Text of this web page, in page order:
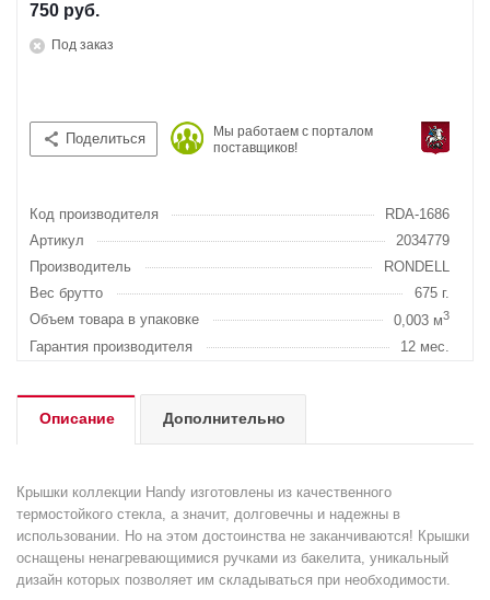
750 руб.
Под заказ
Поделиться
Мы работаем с порталом
поставщиков!
Код производителя
RDA-1686
Артикул
2034779
Производитель
RONDELL
Вес брутто
675 г.
Объем товара в упаковке
0,003 м3
Гарантия производителя 12 мес.
Описание Дополнительно
Крышки коллекции Handy изготовлены из качественного
термостойкого стекла, а значит, долговечны и надежны в
использовании. Но на этом достоинства не заканчиваются! Крышки
оснащены ненагревающимися ручками из бакелита, уникальный
дизайн которых позволяет им складываться при необходимости.